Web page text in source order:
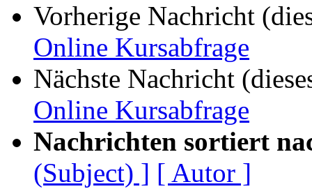
Vorherige Nachricht
Online Kursabfrage
Nächste Nachricht
Online Kursabfrage
Nachrichten sortiert
(Subject) ] [ Autor ]